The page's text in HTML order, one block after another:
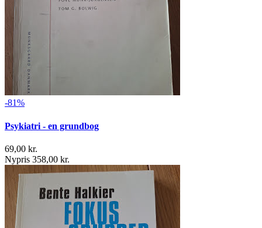
-81%
Psykiatri - en grundbog
69,00 kr.
Nypris 358,00 kr.